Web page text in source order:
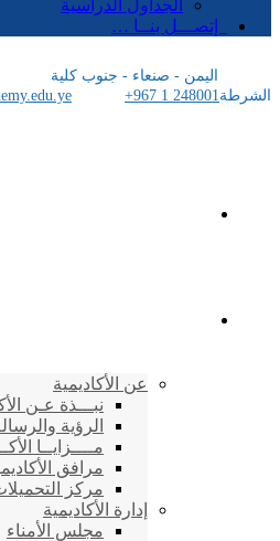
الجداول الدراسية
إتصـــل بنــا …
اليمن - صنعاء - جنوب كلية
الشرطة+967 1 248001
عن الأكاديمية
نبـــذة عـن
الرؤية
مــــزايــا
مرافق
مركز
إدارة الأكاديمية
مجلس الأمناء